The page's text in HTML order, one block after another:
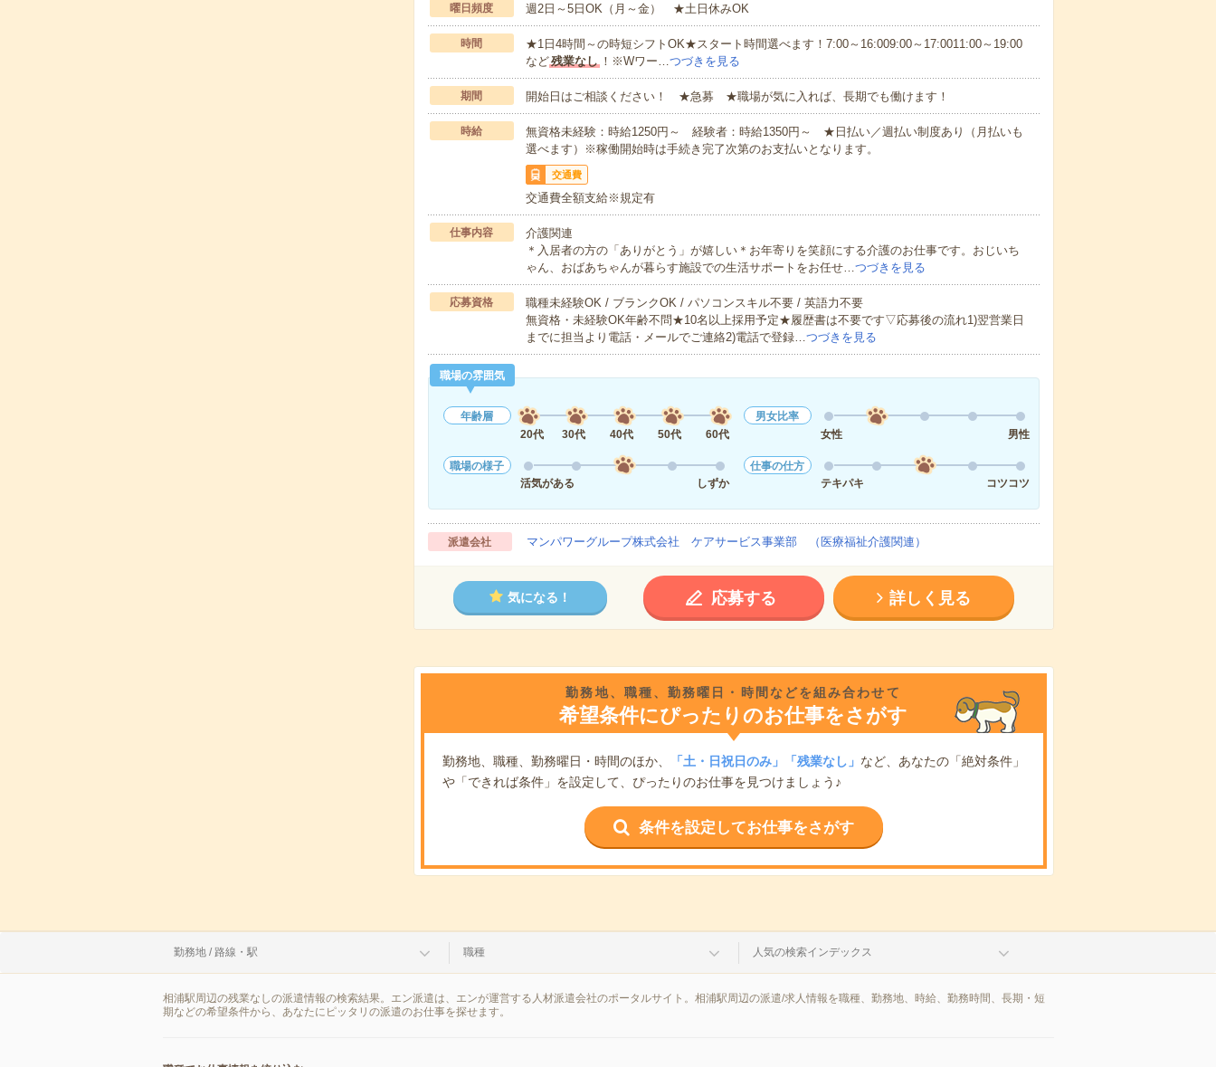
曜日頻度 週2日～5日OK（月～金） ★土日休みOK
時間
★1日4時間～の時短シフトOK★スタート時間選べます！7:00～16:009:00～17:0011:00～19:00
など残業なし！※Wワー…つづきを見る
期間 開始日はご相談ください！ ★急募 ★職場が気に入れば、長期でも働けます！
時給
無資格未経験：時給1250円～ 経験者：時給1350円～ ★日払い／週払い制度あり（月払いも
選べます）※稼働開始時は手続き完了次第のお支払いとなります。
交通費
交通費全額支給※規定有
仕事内容
介護関連
＊入居者の方の「ありがとう」が嬉しい＊お年寄りを笑顔にする介護のお仕事です。おじいち
ゃん、おばあちゃんが暮らす施設での生活サポートをお任せ…つづきを見る
応募資格
職種未経験OK / ブランクOK / パソコンスキル不要 / 英語力不要
無資格・未経験OK年齢不問★10名以上採用予定★履歴書は不要です▽応募後の流れ1)翌営業日
までに担当より電話・メールでご連絡2)電話で登録…つづきを見る
職場の雰囲気
年齢層
20代
30代 40代 50代 60代
男女比率
女性
男性
職場の様子
活気がある
しずか
仕事の仕方
テキパキ
コツコツ
派遣会社 マンパワーグループ株式会社 ケアサービス事業部 （医療福祉介護関連）
気になる！ 応募する 詳しく見る
勤務地、職種、勤務曜日・時間などを組み合わせて
希望条件にぴったりのお仕事をさがす
勤務地、職種、勤務曜日・時間のほか、 「土・日祝日のみ」「残業なし」 など、あなたの「絶対条件」
や「できれば条件」を設定して、ぴったりのお仕事を見つけましょう♪
条件を設定してお仕事をさがす
勤務地 / 路線・駅 職種 人気の検索インデックス
相浦駅周辺の残業なしの派遣情報の検索結果。エン派遣は、エンが運営する人材派遣会社のポータルサイト。相浦駅周辺の派遣/求人情報を職種、勤務地、時給、勤務時間、長期・短
期などの希望条件から、あなたにピッタリの派遣のお仕事を探せます。